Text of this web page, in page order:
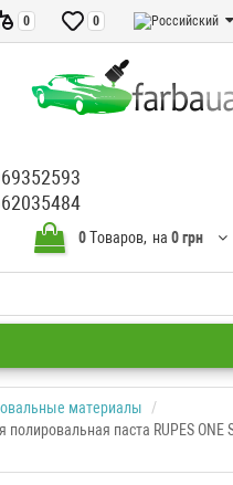
0
0
0Tоваров, на 0 грн
материалы
паста RUPES ONE